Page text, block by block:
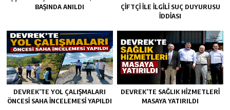
BAŞINDA ANILDI
ÇİFTÇİ İLE İLGİLİ SUÇ DUYURUSU
İDDİASI
DEVREK’TE YOL ÇALIŞMALARI
ÖNCESI SAHA İNCELEMESI YAPILDI
DEVREK’TE SAĞLIK HIZMETLERI
MASAYA YATIRILDI